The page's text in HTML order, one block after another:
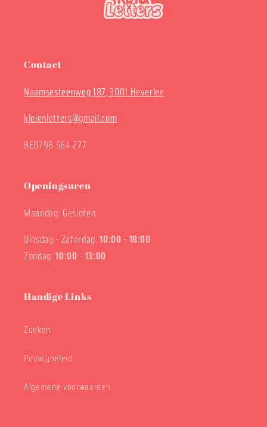
Contact
Naamsesteenweg 187, 3001 Heverlee
kleienletters@gmail.com
BE0798 564 277
Openingsuren
Maandag: Gesloten
Dinsdag - Zaterdag:10:00 - 18:00
Zondag:10:00 - 13:00
Handige Links
Zoeken
Privacybeleid
Algemene voorwaarden